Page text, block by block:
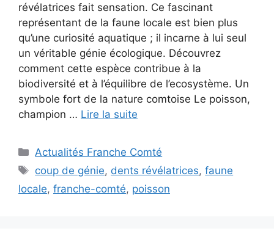
révélatrices fait sensation. Ce fascinant
représentant de la faune locale est bien plus
qu’une curiosité aquatique ; il incarne à lui seul
un véritable génie écologique. Découvrez
comment cette espèce contribue à la
biodiversité et à l’équilibre de l’ecosystème. Un
symbole fort de la nature comtoise Le poisson,
champion … Lire la suite
Catégories
Actualités Franche Comté
Étiquettes
coup de génie, dents révélatrices,faune
locale, franche-comté, poisson